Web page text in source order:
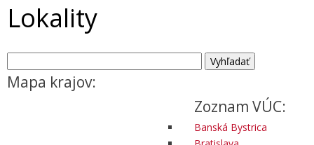
Lokality
Mapa krajov:
Zoznam VÚC:
Banská Bystrica